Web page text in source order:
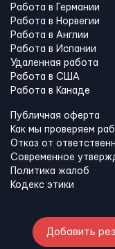
Работа в Германии
Работа в Норвегии
Работа в Англии
Работа в Испании
Удаленная работа
Работа в США
Работа в Канадe
Публичная оферта
Как мы проверяем
Отказ от
Современное
Политика жалоб
Кодекс этики
Добавить